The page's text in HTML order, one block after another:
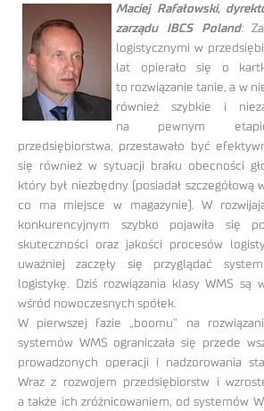
Maciej Rafałowski,
zarządu IBCS Poland:
logistycznymi w
lat opierało się o
to rozwiązanie tanie, a w
również szybkie i
na pewnym etapie
przedsiębiorstwa, przestawało być
się również w sytuacji braku obecności
który był niezbędny (posiadał
co ma miejsce w magazynie). W
konkurencyjnym szybko pojawiła się
skuteczności oraz jakości procesów
uważniej zaczęły się przyglądać
logistykę. Dziś rozwiązania klasy WMS są
wśród nowoczesnych spółek.
W pierwszej fazie „boomu” na
systemów WMS ograniczała się przede
prowadzonych operacji i nadzorowania
Wraz z rozwojem przedsiębiorstw i
a także ich zróżnicowaniem, od systemów